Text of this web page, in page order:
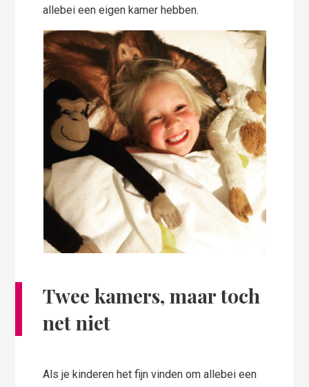
allebei een eigen kamer hebben.
Twee kamers, maar toch
net niet
Als je kinderen het fijn vinden om allebei een